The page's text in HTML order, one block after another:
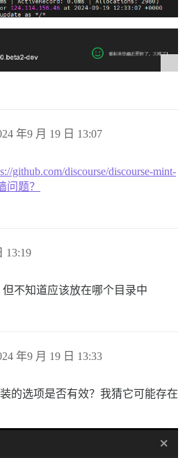
年9 月 19 日 13:07
github.com/discourse/discourse-mint-
问题？
13:19
不知道应该放在哪个目录中
年9 月 19 日 13:33
的选项是否有效？我猜它可能存在